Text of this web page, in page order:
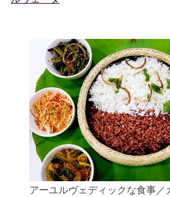
アーユルヴェディックな食事／